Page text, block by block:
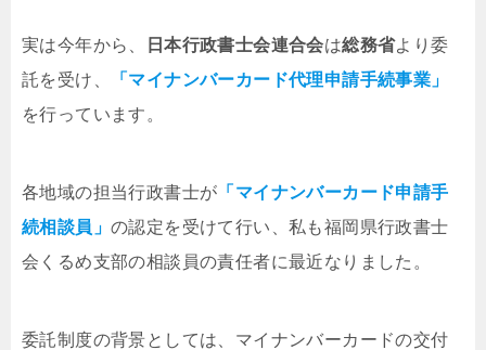
実は今年から、 日本行政書士会連合会は総務省より委
託を受け、
「マイナンバーカード代理申請手続事業」
を行っています。
各地域の担当行政書士が 「マイナンバーカード申請手
続相談員」 の認定を受けて行い、私も福岡県行政書士
会くるめ支部の相談員の責任者に最近なりました。
委託制度の背景としては、マイナンバーカードの交付